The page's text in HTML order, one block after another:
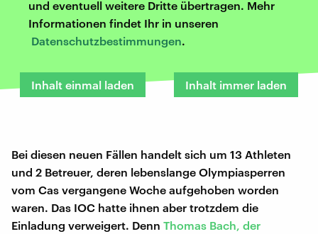
und eventuell weitere Dritte übertragen. Mehr
Informationen findet Ihr in unseren
Datenschutzbestimmungen.
Inhalt einmal laden Inhalt immer laden
Bei diesen neuen Fällen handelt sich um 13 Athleten
und 2 Betreuer, deren lebenslange Olympiasperren
vom Cas vergangene Woche aufgehoben worden
waren. Das IOC hatte ihnen aber trotzdem die
Einladung verweigert. Denn Thomas Bach, der